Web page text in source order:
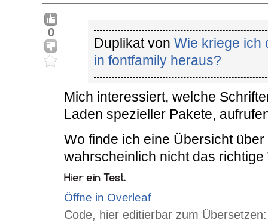
0
Duplikat von Wie kriege ich
in fontfamily heraus?
Mich interessiert, welche
Laden spezieller Pakete,
Wo finde ich eine Übersicht
wahrscheinlich nicht das richtige
Öffne in Overleaf
Code, hier editierbar zum Übersetzen: